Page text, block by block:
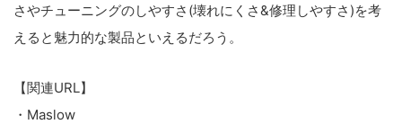
さやチューニングのしやすさ(壊れにくさ&修理しやすさ)を考
えると魅力的な製品といえるだろう。
【関連URL】
・Maslow